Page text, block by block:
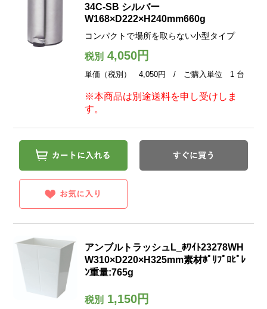
34C-SB シルバー
W168×D222×H240mm660g
コンパクトで場所を取らない小型タイプ
税別4,050円
単価（税別） 4,050円 / ご購入単位 1 台
※本商品は別途送料を申し受けしま
す。
アンブルトラッシュL_ﾎﾜｲﾄ23278WH
W310×D220×H325mm素材ﾎﾟﾘﾌﾟﾛﾋﾟﾚ
ﾝ重量:765g
税別1,150円